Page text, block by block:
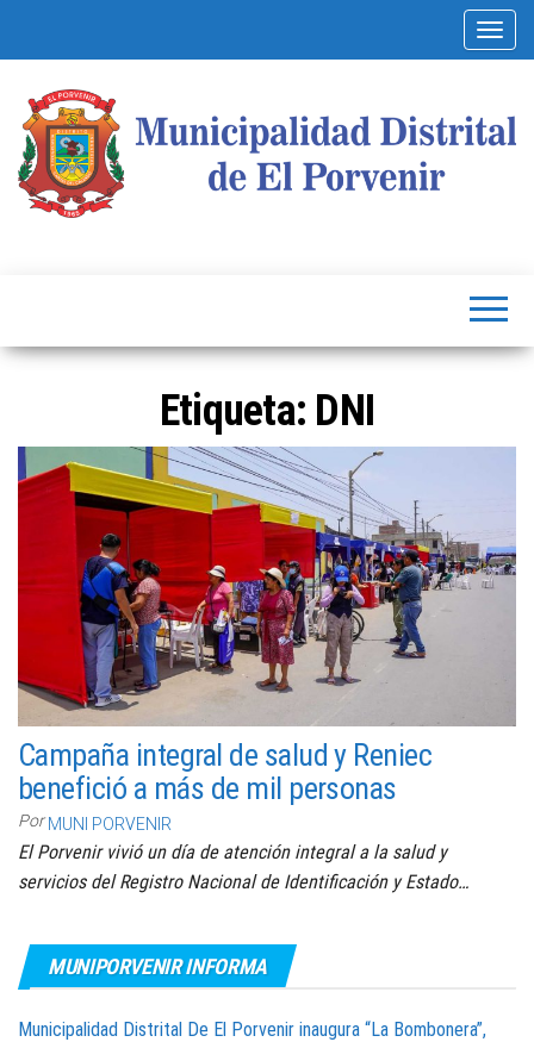
Etiqueta: DNI
Campaña integral de salud y Reniec
benefició a más de mil personas
Por MUNI PORVENIR
El Porvenir vivió un día de atención integral a la salud y
servicios del Registro Nacional de Identificación y Estado…
MUNIPORVENIR INFORMA
Municipalidad Distrital De El Porvenir inaugura “La Bombonera”,